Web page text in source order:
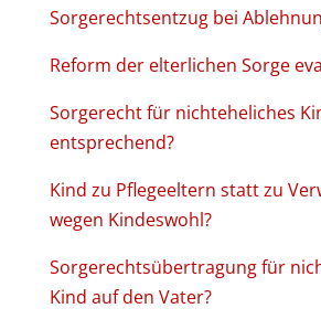
Sorgerechtsentzug bei
Reform der elterlichen Sorge
Sorgerecht für nichteheliches
entsprechend?
Kind zu Pflegeeltern statt zu
wegen Kindeswohl?
Sorgerechtsübertragung für
Kind auf den Vater?